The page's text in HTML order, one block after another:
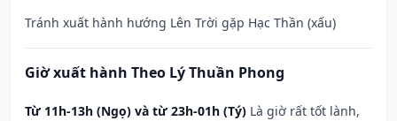
Tránh xuất hành hướng Lên Trời gặp Hạc Thần (xấu)
Giờ xuất hành Theo Lý Thuần Phong
Từ 11h-13h (Ngọ) và từ 23h-01h (Tý) Là giờ rất tốt lành,